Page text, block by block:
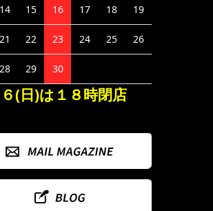
14 15 16 17 18 19
21 22 23 24 25 26
28 29 30
(日)は１８時閉店